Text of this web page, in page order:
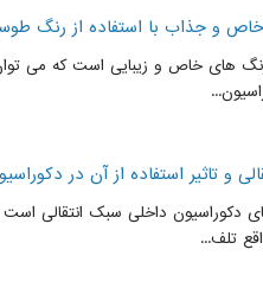
و جذاب با استفاده از رنگ
های خاص و زیبایی است که می توان
و تاثیر استفاده از آن در
دکوراسیون داخلی سبک انتقالی
تلف...